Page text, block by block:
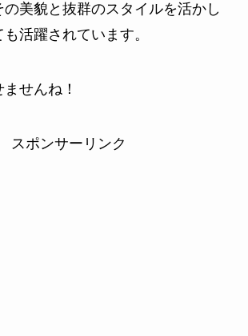
美貌と抜群のスタイルを活かし
活躍されています。
せんね！
スポンサーリンク